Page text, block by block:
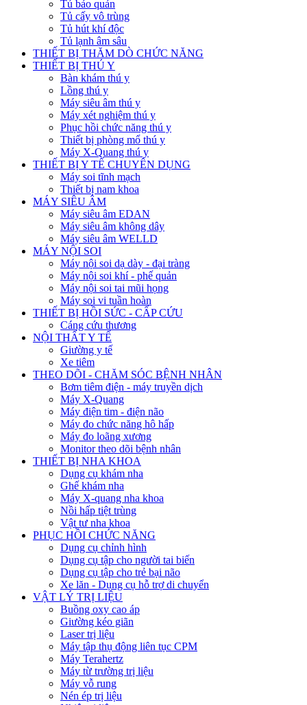
Tủ bảo quản
Tủ cấy vô trùng
Tủ hút khí độc
Tủ lạnh âm sâu
THIẾT BỊ THĂM DÒ CHỨC NĂNG
THIẾT BỊ THÚ Y
Bàn khám thú y
Lồng thú y
Máy siêu âm thú y
Máy xét nghiệm thú y
Phục hồi chức năng thú y
Thiết bị phòng mổ thú y
Máy X-Quang thú y
THIẾT BỊ Y TẾ CHUYÊN DỤNG
Máy soi tĩnh mạch
Thiết bị nam khoa
MÁY SIÊU ÂM
Máy siêu âm EDAN
Máy siêu âm không dây
Máy siêu âm WELLD
MÁY NỘI SOI
Máy nội soi dạ dày - đại tràng
Máy nội soi khí - phế quản
Máy nội soi tai mũi họng
Máy soi vi tuần hoàn
THIẾT BỊ HỒI SỨC - CẤP CỨU
Cáng cứu thương
NỘI THẤT Y TẾ
Giường y tế
Xe tiêm
THEO DÕI - CHĂM SÓC BỆNH NHÂN
Bơm tiêm điện - máy truyền dịch
Máy X-Quang
Máy điện tim - điện não
Máy đo chức năng hô hấp
Máy đo loãng xương
Monitor theo dõi bệnh nhân
THIẾT BỊ NHA KHOA
Dụng cụ khám nha
Ghế khám nha
Máy X-quang nha khoa
Nồi hấp tiệt trùng
Vật tư nha khoa
PHỤC HỒI CHỨC NĂNG
Dụng cụ chỉnh hình
Dụng cụ tập cho người tai biến
Dụng cụ tập cho trẻ bại não
Xe lăn - Dụng cụ hỗ trợ di chuyển
VẬT LÝ TRỊ LIỆU
Buồng oxy cao áp
Giường kéo giãn
Laser trị liệu
Máy tập thụ động liên tục CPM
Máy Terahertz
Máy từ trường trị liệu
Máy vỗ rung
Nén ép trị liệu